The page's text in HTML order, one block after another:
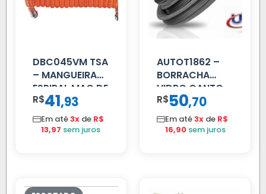
DBC045VM TSA
– MANGUEIRA
ESPIRAL MAO DE
AMIGO UNIV 16
MM 4.5MTS
VERMELHA
R$41,93
Em até3x de R$
13,97 sem juros
AUTOT1862 –
BORRACHA
VIDRO CANTO
VOLVO NL
80/88…
R$50,70
Em até3x de R$
16,90 sem juros